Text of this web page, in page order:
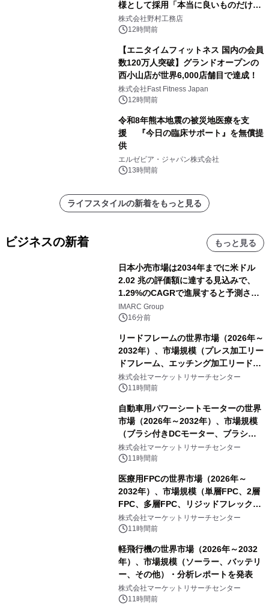
様として採用「本当に良いものだけに
こだわる」
株式会社野村工務店
12時間前
【エニタイムフィットネス 国内の会員
数120万人突破】グランドオープンの
西小山店が世界6,000店舗目で達成！
株式会社Fast Fitness Japan
12時間前
令和8年熊本地震の被災地医療を支
援 『今日の臨床サポート』を無償提
供
エルゼビア・ジャパン株式会社
13時間前
ライフスタイルの新着をもっと見る
ビジネスの新着 もっと見る
日本小売市場は2034年までに米ドル
2.02 兆の評価額に達する見込みで、
1.29%のCAGRで進展すると予測され
ています。
IMARC Group
16分前
リードフレームの世界市場（2026年～
2032年）、市場規模（プレス加工リー
ドフレーム、エッチング加工リードフ
レーム）・分析レポートを発表
株式会社マーケットリサーチセンター
11時間前
自動車用パワーシートモーターの世界
市場（2026年～2032年）、市場規模
（ブラシ付きDCモーター、ブラシレ
スDCモーター）・分析レポートを発
表
株式会社マーケットリサーチセンター
11時間前
医療用FPCの世界市場（2026年～
2032年）、市場規模（単層FPC、2層
FPC、多層FPC、リジッドフレックス
PCB）・分析レポートを発表
株式会社マーケットリサーチセンター
11時間前
軽飛行機の世界市場（2026年～2032
年）、市場規模（ソーラー、バッテリ
ー、その他）・分析レポートを発表
株式会社マーケットリサーチセンター
11時間前